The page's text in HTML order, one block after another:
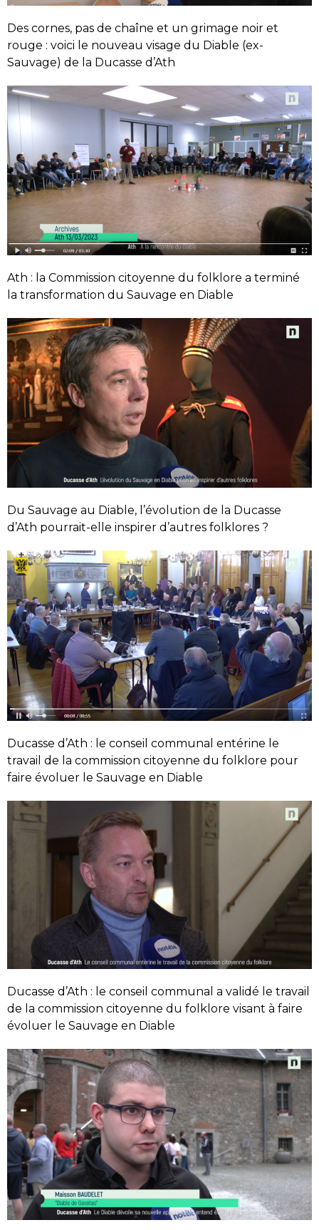
Des cornes, pas de chaîne et un grimage noir et
rouge : voici le nouveau visage du Diable (ex-
Sauvage) de la Ducasse d’Ath
Ath : la Commission citoyenne du folklore a terminé
la transformation du Sauvage en Diable
Du Sauvage au Diable, l’évolution de la Ducasse
d’Ath pourrait-elle inspirer d’autres folklores ?
Ducasse d’Ath : le conseil communal entérine le
travail de la commission citoyenne du folklore pour
faire évoluer le Sauvage en Diable
Ducasse d’Ath : le conseil communal a validé le travail
de la commission citoyenne du folklore visant à faire
évoluer le Sauvage en Diable